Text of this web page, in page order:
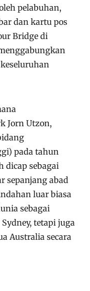
pelabuhan,
dan kartu pos
Bridge di
Jorn Utzon,
pada tahun
dicap sebagai
sepanjang abad
luar biasa
sebagai
tetapi juga
Australia secara